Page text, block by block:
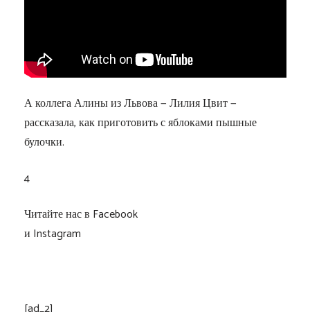
А коллега Алины из Львова — Лилия Цвит —
рассказала, как приготовить с яблоками пышные
булочки.
4
Читайте нас в Facebook
и Instagram